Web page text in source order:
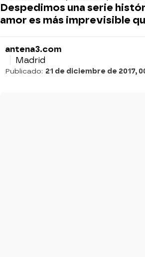
Despedimos una serie
amor es más imprevisible
antena3.com
Madrid
Publicado: 21 de diciembre de 2017,